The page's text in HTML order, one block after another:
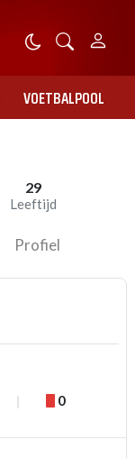
VOETBALPOOL
29
Leeftijd
Profiel
0